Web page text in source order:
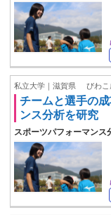
私立大学｜滋賀県 びわ
チームと選手の
ンス分析を研究
スポーツパフォーマン